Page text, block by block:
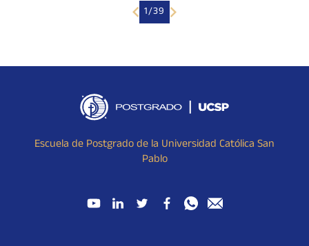
1/39
Escuela de Postgrado de la Universidad Católica San
Pablo